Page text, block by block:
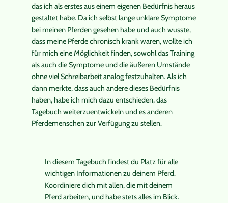
das ich als erstes aus einem eigenen Bedürfnis heraus
gestaltet habe. Da ich selbst lange unklare Symptome
bei meinen Pferden gesehen habe und auch wusste,
dass meine Pferde chronisch krank waren, wollte ich
für mich eine Möglichkeit finden, sowohl das Training
als auch die Symptome und die äußeren Umstände
ohne viel Schreibarbeit analog festzuhalten. Als ich
dann merkte, dass auch andere dieses Bedürfnis
haben, habe ich mich dazu entschieden, das
Tagebuch weiterzuentwickeln und es anderen
Pferdemenschen zur Verfügung zu stellen.
In diesem Tagebuch findest du Platz für alle
wichtigen Informationen zu deinem Pferd.
Koordiniere dich mit allen, die mit deinem
Pferd arbeiten, und habe stets alles im Blick.